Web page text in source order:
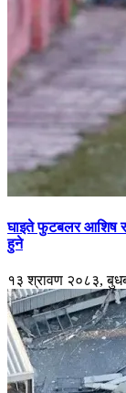
घाइते फुटबलर आशिष
हुने
१३ श्रावण २०८३,